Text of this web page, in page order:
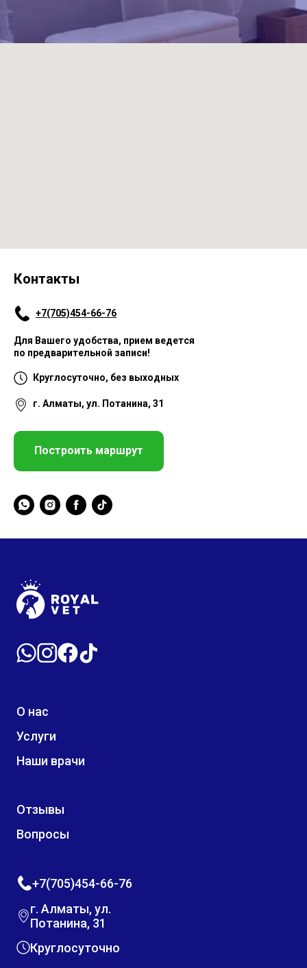
Контакты
+7(705)454-66-76
Для Вашего удобства, прием ведется
по предварительной записи!
Круглосуточно, без выходных
г. Алматы, ул. Потанина, 31
Построить маршрут
О нас
Услуги
Наши врачи
Отзывы
Вопросы
+7(705)454-66-76
г. Алматы, ул.
Потанина, 31
Круглосуточно